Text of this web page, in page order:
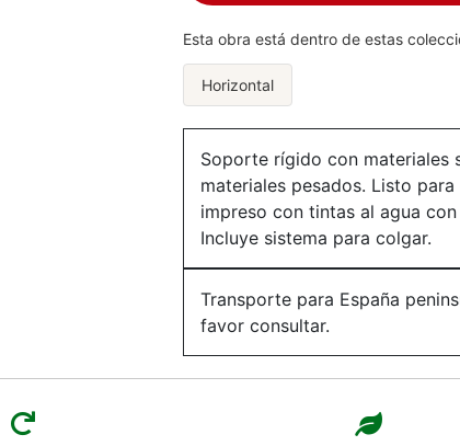
Esta obra está dentro de estas
Horizontal
Soporte rígido con materiales
materiales pesados. Listo
impreso con tintas al agua con
Incluye sistema para colgar.
Transporte para España
favor consultar.